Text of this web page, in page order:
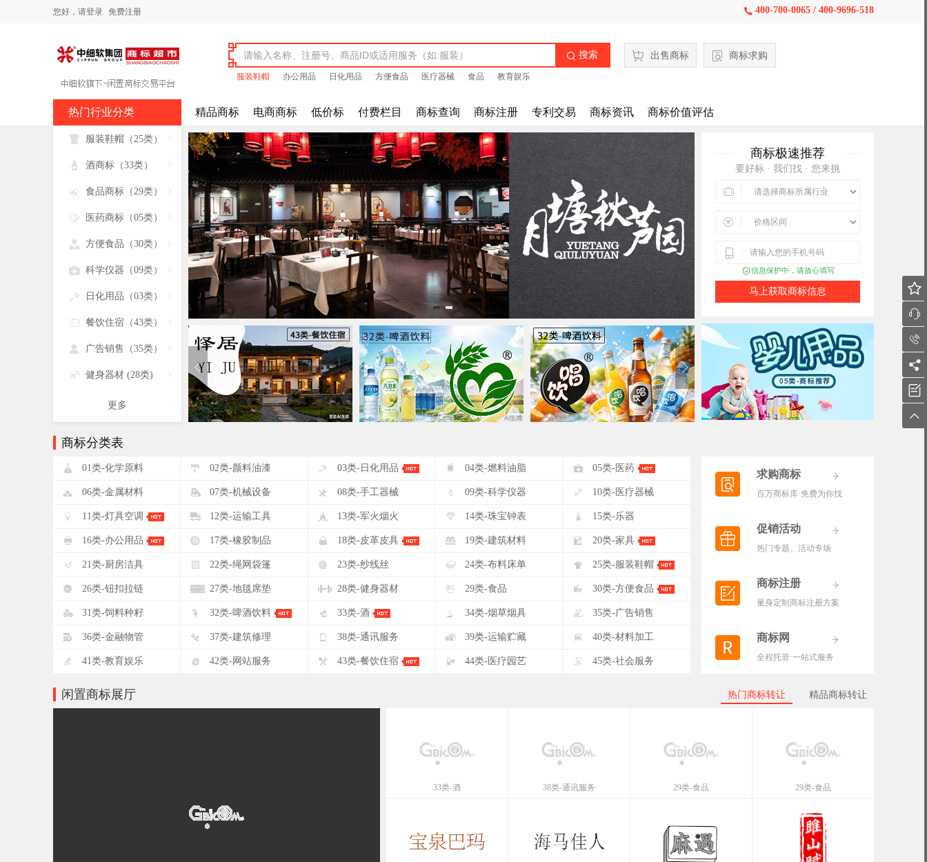
您好， 请登录 免费注册  400-700-0065 / 400-9696-518
 搜索
服装鞋帽 办公用品 日化用品 方便食品 医疗器械 食品 教育娱乐
出售商标 商标求购
热门行业分类 精品商标 电商商标 低价标 付费栏目 商标查询 商标注册 专利交易 商标资讯 商标价值评估

 服装鞋帽（25类）

 酒商标（33类）

 食品商标（29类）

 医药商标（05类）

 方便食品（30类）

 科学仪器（09类）

 日化用品（03类）

 餐饮住宿（43类）

 广告销售（35类）

 健身器材 (28类)
更多
商标极速推荐
要好标 · 我们找 · 您来挑



信息保护中，请放心填写
马上获取商标信息
商标分类表
! 01类-化学原料 " 02类-颜料油漆 # 03类-日化用品 $ 04类-燃料油脂 % 05类-医药
& 06类-金属材料 ' 07类-机械设备 ( 08类-手工器械 ) 09类-科学仪器 * 10类-医疗器械
+ 11类-灯具空调 , 12类-运输工具 - 13类-军火烟火 . 14类-珠宝钟表 / 15类-乐器
0 16类-办公用品 1 17类-橡胶制品 2 18类-皮革皮具 3 19类-建筑材料 4 20类-家具
5 21类-厨房洁具 6 22类-绳网袋篷 7 23类-纱线丝 8 24类-布料床单 9 25类-服装鞋帽
: 26类-钮扣拉链 ; 27类-地毯席垫 < 28类-健身器材 = 29类-食品 > 30类-方便食品
? 31类-饲料种籽 @ 32类-啤酒饮料 A 33类-酒 B 34类-烟草烟具 C 35类-广告销售
D 36类-金融物管 E 37类-建筑修理 F 38类-通讯服务 G 39类-运输贮藏 H 40类-材料加工
I 41类-教育娱乐 J 42类-网站服务 K 43类-餐饮住宿 L 44类-医疗园艺 M 45类-社会服务
求购商标
百万商标库·免费为你找
促销活动
热门专题、活动专场
商标注册
量身定制商标注册方案
商标网
全程托管·一站式服务
热门商标转让 精品商标转让
33类-酒 38类-通讯服务 29类-食品 29类-食品
闲置商标展厅





